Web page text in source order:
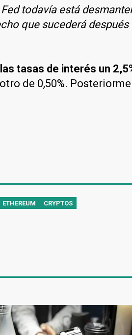
todavía está
que sucederá
tasas de interés un
de 0,50%.
ETHEREUM CRYPTOS